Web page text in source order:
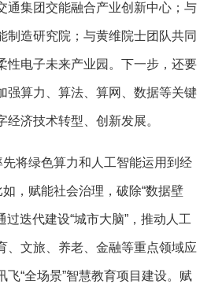
通集团交能融合产业创新中心；与
制造研究院；与黄维院士团队共同
性电子未来产业园。下一步，还要
强算力、算法、算网、数据等关键
济技术转型、创新发展。
先将绿色算力和人工智能运用到经
如，赋能社会治理，破除“数据壁
过迭代建设“城市大脑”，推动人工
、文旅、养老、金融等重点领域应
飞“全场景”智慧教育项目建设。赋